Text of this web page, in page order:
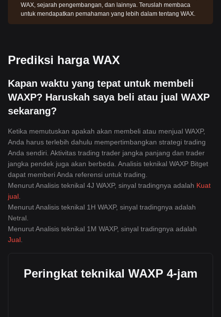
WAX, sejarah pengembangan, dan lainnya. Teruslah membaca
untuk mendapatkan pemahaman yang lebih dalam tentang WAX.
Prediksi harga WAX
Kapan waktu yang tepat untuk membeli
WAXP? Haruskah saya beli atau jual WAXP
sekarang?
Ketika memutuskan apakah akan membeli atau menjual WAXP,
Anda harus terlebih dahulu mempertimbangkan strategi trading
Anda sendiri. Aktivitas trading trader jangka panjang dan trader
jangka pendek juga akan berbeda. Analisis teknikal WAXP Bitget
dapat memberi Anda referensi untuk trading.
Menurut Analisis teknikal 4J WAXP, sinyal tradingnya adalah Kuat
jual
Menurut Analisis teknikal 1H WAXP, sinyal tradingnya adalah
Netral
Menurut Analisis teknikal 1M WAXP, sinyal tradingnya adalah
Jual
Peringkat teknikal WAXP 4-jam